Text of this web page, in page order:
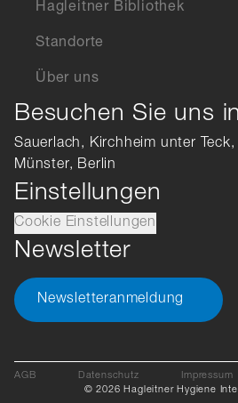
Hagleitner Bibliothek
Standorte
Über uns
Besuchen Sie uns
Sauerlach, Kirchheim unter
Münster, Berlin
Einstellungen
Cookie Einstellungen
Newsletter
Newsletteranmeldung
AGB Datenschutz Impressum
© 2026 Hagleitner Hygiene